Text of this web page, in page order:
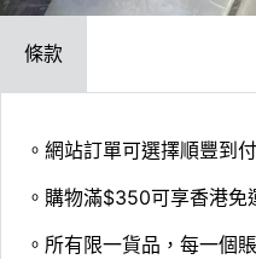
條款
。網站訂單可選擇順豐到
。購物滿$350可享香港
。所有限一貨品，每一個